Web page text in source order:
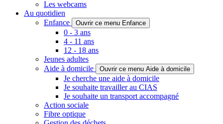
Les webcams
Au quotidien
Enfance
Ouvrir ce menu Enfance
0 - 3 ans
4 - 11 ans
12 - 18 ans
Jeunes adultes
Aide à domicile
Ouvrir ce menu Aide à domicile
Je cherche une aide à domicile
Je souhaite travailler au CIAS
Je souhaite un transport accompagné
Action sociale
Fibre optique